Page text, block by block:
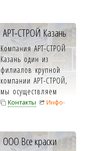
АРТ-СТРОЙ Казань
Компания АРТ-СТРОЙ
Казань один из
филиалов крупной
компании АРТ-СТРОЙ,
мы осуществляем
поставки стро...
Контакты
Инфо-
ООО Все краски